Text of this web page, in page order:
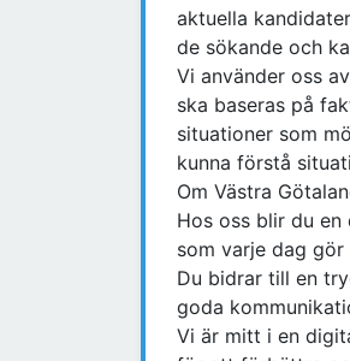
aktuella
de sökande och
Vi använder oss
ska baseras på
situationer som
kunna förstå
Om Västra
Hos oss blir du
som varje dag gör
Du bidrar till en
goda
Vi är mitt i en